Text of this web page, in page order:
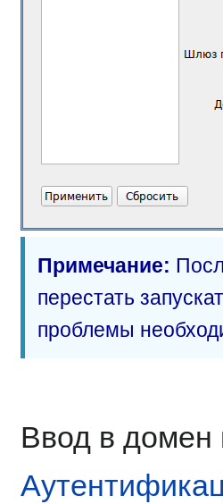
Примечание:
перестать
проблемы
Ввод в домен